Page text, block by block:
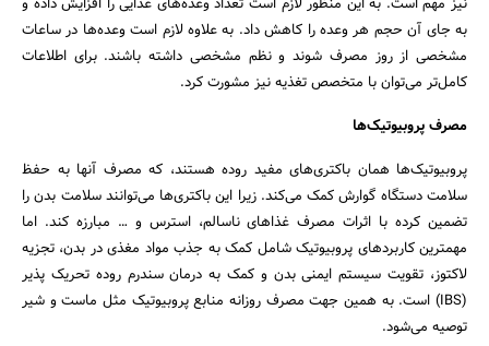
نیز مهم است. به این منظور لازم است تعداد وعده‌های غذایی را افزایش داده و
به جای آن حجم هر وعده را کاهش داد. به علاوه لازم است وعده‌ها در ساعات
مشخصی از روز مصرف شوند و نظم مشخصی داشته باشند. برای اطلاعات
کامل‌تر می‌توان با متخصص تغذیه نیز مشورت کرد.
مصرف پروبیوتیک‌ها
پروبیوتیک‌ها همان باکتری‌های مفید روده هستند، که مصرف آنها به حفظ
سلامت دستگاه گوارش کمک می‌کند. زیرا این باکتری‌ها می‌توانند سلامت بدن را
تضمین کرده با اثرات مصرف غذاهای ناسالم، استرس و … مبارزه کند. اما
مهمترین کاربردهای پروبیوتیک شامل کمک به جذب مواد مغذی در بدن، تجزیه
لاکتوز، تقویت سیستم ایمنی بدن و کمک به درمان سندرم روده تحریک پذیر
(IBS) است. به همین جهت مصرف روزانه منابع پروبیوتیک مثل ماست و شیر
توصیه می‌شود.